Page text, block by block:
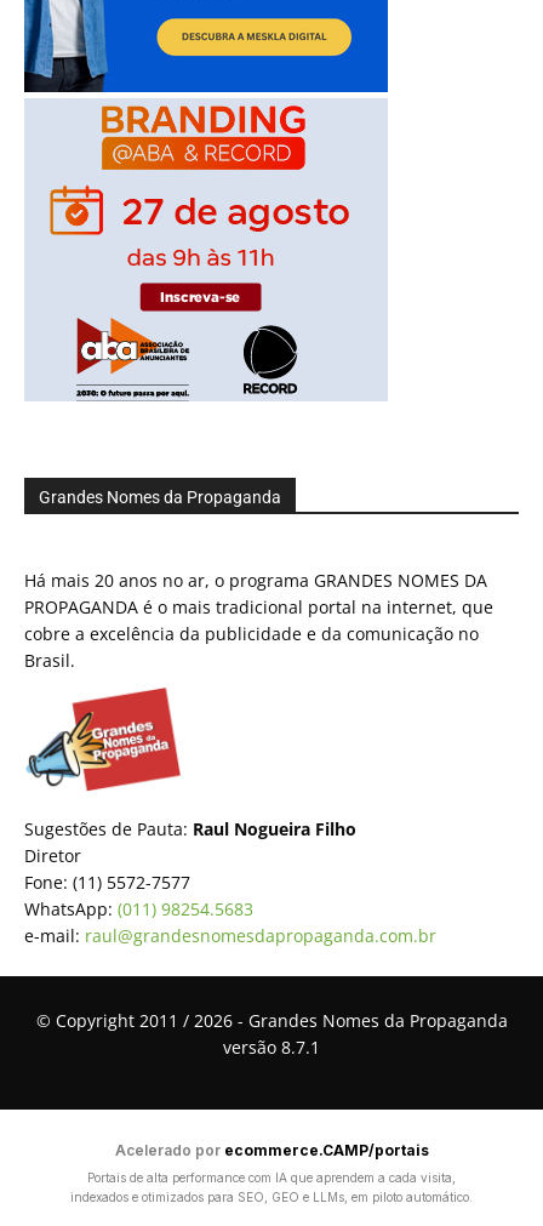
Grandes Nomes da Propaganda
Há mais 20 anos no ar, o programa GRANDES NOMES DA
PROPAGANDA é o mais tradicional portal na internet, que
cobre a excelência da publicidade e da comunicação no
Brasil.
Sugestões de Pauta: Raul Nogueira Filho
Diretor
Fone: (11) 5572-7577
WhatsApp: (011) 98254.5683
e-mail: raul@grandesnomesdapropaganda.com.br
© Copyright 2011 / 2026 - Grandes Nomes da Propaganda
versão 8.7.1
Acelerado por ecommerce.CAMP/portais
Portais de alta performance com IA que aprendem a cada visita,
indexados e otimizados para SEO, GEO e LLMs, em piloto automático.